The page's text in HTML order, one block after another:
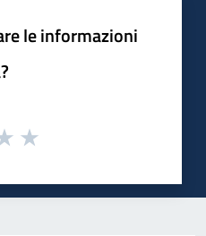
le informazioni